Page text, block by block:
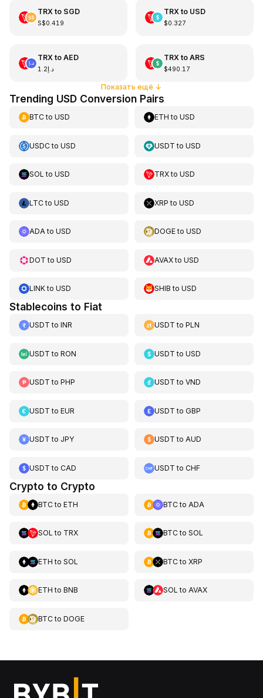
TRXto SGD
S$0.419
TRXto USD
$0.327
TRXto AED
د.إ1.2
TRXto ARS
$490.17
Показать ещё ↓
Trending USD Conversion Pairs
BTCto USD ETH toUSD
USDCto USD USDT toUSD
SOL to USD TRXtoUSD
LTCto USD XRP toUSD
ADAto USD DOGEtoUSD
DOT to USD AVAXtoUSD
LINKto USD SHIB toUSD
Stablecoins to Fiat
USDT to INR USDT toPLN
USDT to RON USDT toUSD
USDT to PHP USDT toVND
USDT to EUR USDT toGBP
USDT to JPY USDT toAUD
USDT to CAD USDT toCHF
Crypto to Crypto
BTCto ETH BTCto ADA
SOL to TRX BTCto SOL
ETH to SOL BTCto XRP
ETH to BNB SOL to AVAX
BTCto DOGE